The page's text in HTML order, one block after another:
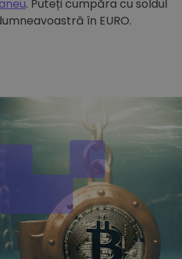
. Puteți cumpăra cu soldul
în EURO.